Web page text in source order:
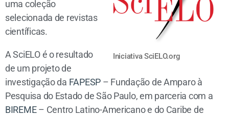
Iniciativa SciELO.org
uma coleção
selecionada de revistas
científicas.
A SciELO é o resultado
de um projeto de
investigação da FAPESP – Fundação de Amparo à
Pesquisa do Estado de São Paulo, em parceria com a
BIREME– Centro Latino-Americano e do Caribe de